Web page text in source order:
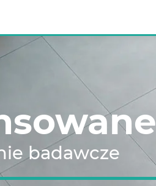
badawcze